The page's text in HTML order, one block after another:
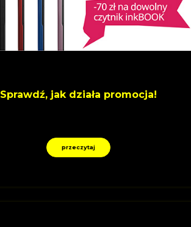
Sprawdź, jak działa promocja!
przeczytaj